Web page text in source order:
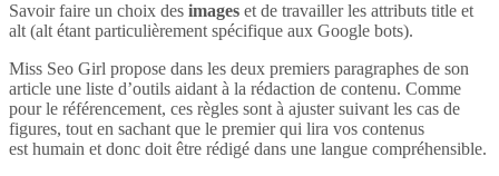
Savoir faire un choix des images et de travailler les attributs title et
alt (alt étant particulièrement spécifique aux Google bots).
Miss Seo Girl propose dans les deux premiers paragraphes de son
article une liste d’outils aidant à la rédaction de contenu. Comme
pour le référencement, ces règles sont à ajuster suivant les cas de
figures, tout en sachant que le premier qui lira vos contenus
est humain et donc doit être rédigé dans une langue compréhensible.